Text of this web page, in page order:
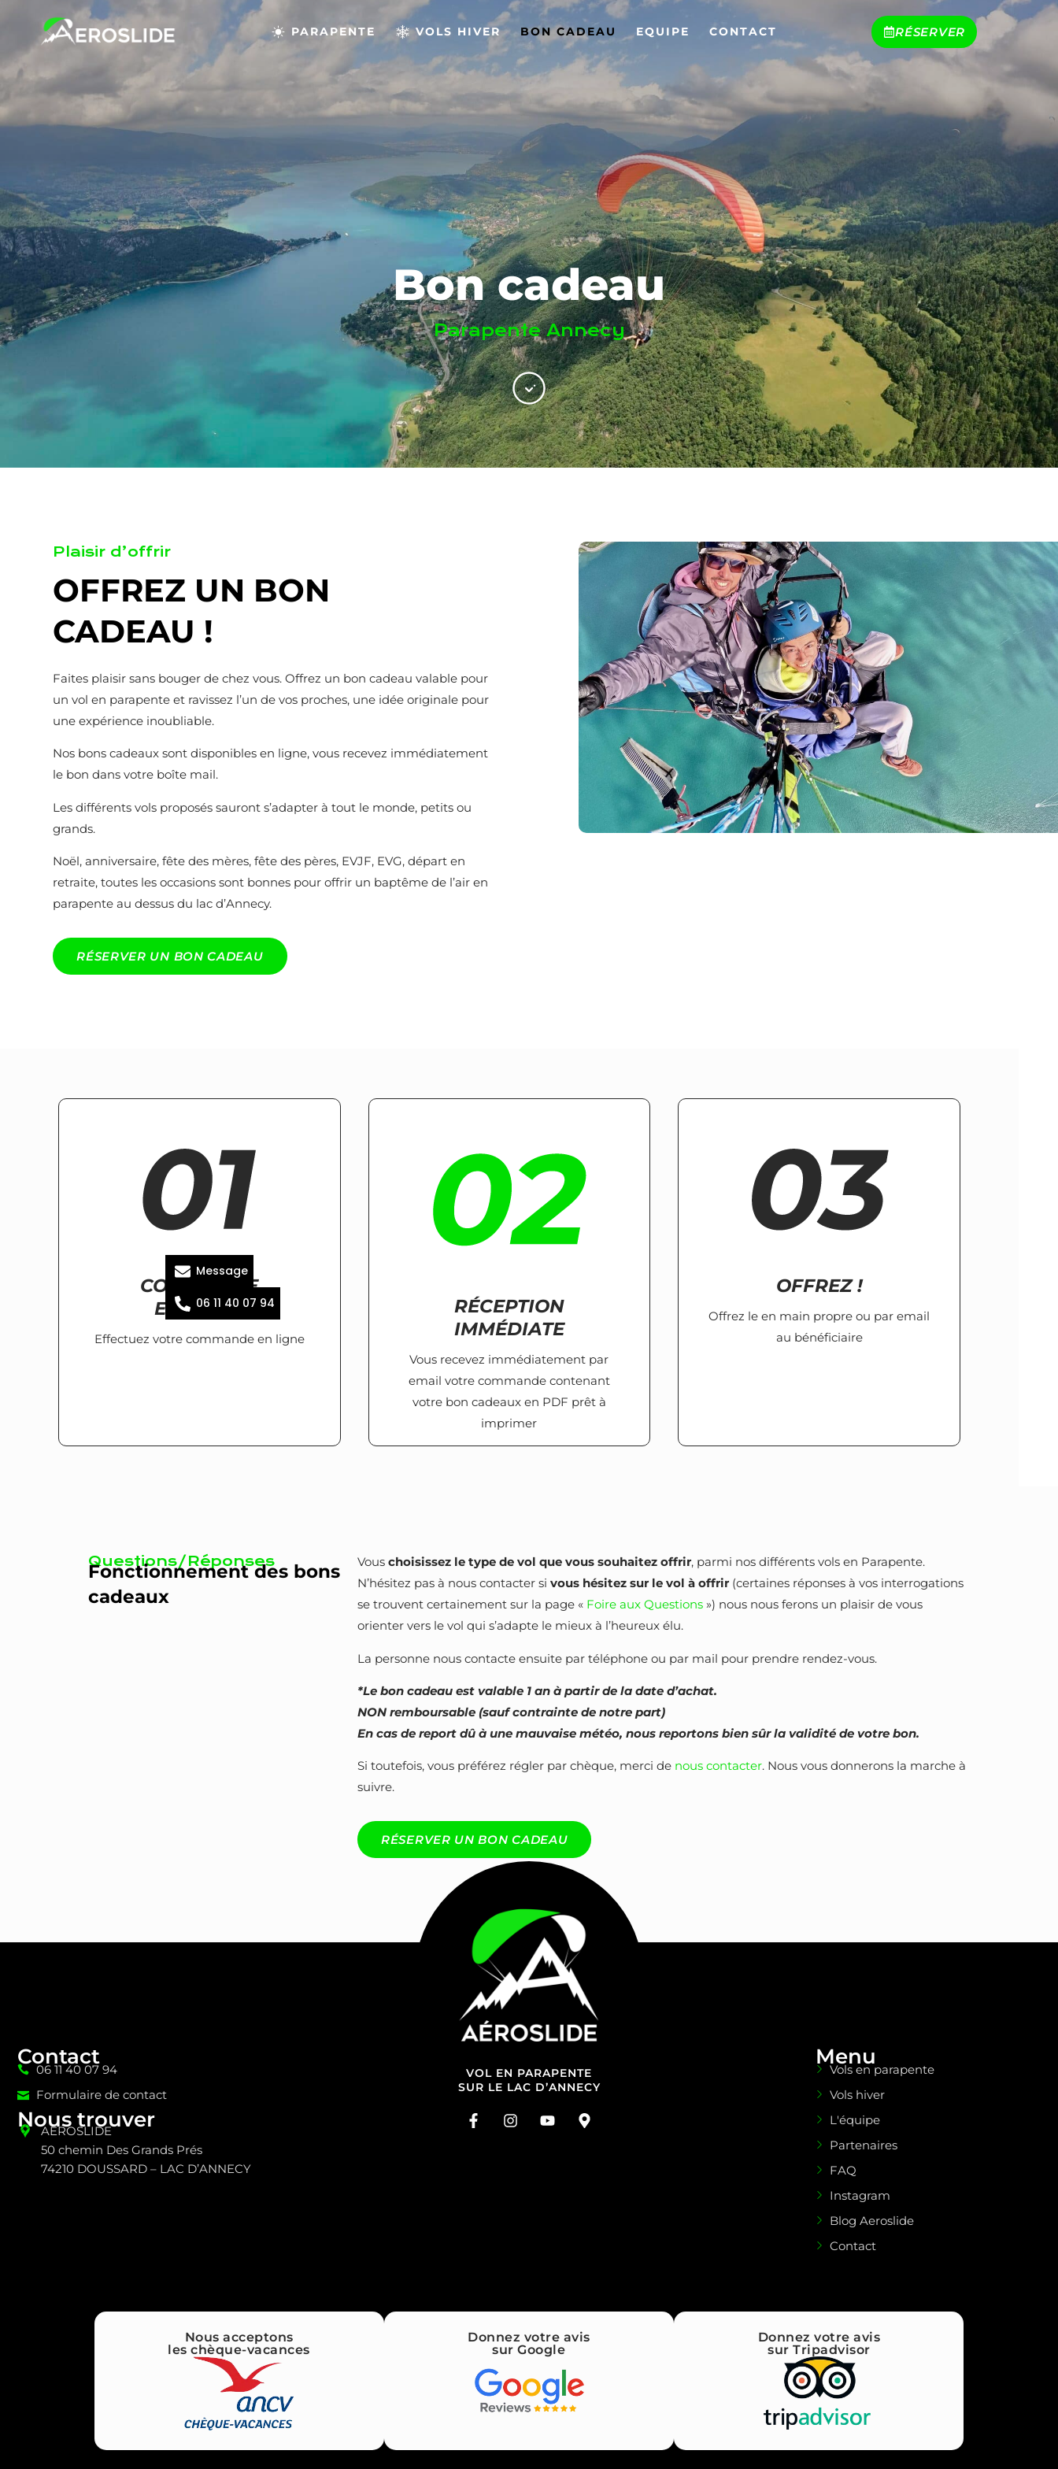
PARAPENTE VOLS HIVER BON CADEAU EQUIPE CONTACT RÉSERVER
Bon cadeau
Parapente Annecy
Plaisir d’offrir
OFFREZ UN BON
CADEAU !
Faites plaisir sans bouger de chez vous. Offrez un bon cadeau valable pour
un vol en parapente et ravissez l’un de vos proches, une idée originale pour
une expérience inoubliable.
Nos bons cadeaux sont disponibles en ligne, vous recevez immédiatement
le bon dans votre boîte mail.
Les différents vols proposés sauront s’adapter à tout le monde, petits ou
grands.
Noël, anniversaire, fête des mères, fête des pères, EVJF, EVG, départ en
retraite, toutes les occasions sont bonnes pour offrir un baptême de l’air en
parapente au dessus du lac d’Annecy.
RÉSERVER UN BON CADEAU
COMMANDE
EN LIGNE
Effectuez votre commande en ligne
RÉCEPTION
IMMÉDIATE
Vous recevez immédiatement par
email votre commande contenant
votre bon cadeaux en PDF prêt à
imprimer
OFFREZ !
Offrez le en main propre ou par email
au bénéficiaire
Questions/Réponses
Fonctionnement des bons
cadeaux
Vous choisissez le type de vol que vous souhaitez offrir, parmi nos différents vols en Parapente.
N’hésitez pas à nous contacter si vous hésitez sur le vol à offrir (certaines réponses à vos interrogations
se trouvent certainement sur la page « Foire aux Questions ») nous nous ferons un plaisir de vous
orienter vers le vol qui s’adapte le mieux à l’heureux élu.
La personne nous contacte ensuite par téléphone ou par mail pour prendre rendez-vous.
*Le bon cadeau est valable 1 an à partir de la date d’achat.
NON remboursable (sauf contrainte de notre part)
En cas de report dû à une mauvaise météo, nous reportons bien sûr la validité de votre bon.
Si toutefois, vous préférez régler par chèque, merci de nous contacter. Nous vous donnerons la marche à
suivre.
RÉSERVER UN BON CADEAU
Contact
06 11 40 07 94
Formulaire de contact
Nous trouver
AÉROSLIDE
50 chemin Des Grands Prés
74210 DOUSSARD – LAC D’ANNECY
VOL EN PARAPENTE
SUR LE LAC D’ANNECY
Menu
Vols en parapente
Vols hiver
L'équipe
Partenaires
FAQ
Instagram
Blog Aeroslide
Contact
Nous acceptons
les chèque-vacances
Donnez votre avis
sur Google
Donnez votre avis
sur Tripadvisor
Message
06 11 40 07 94